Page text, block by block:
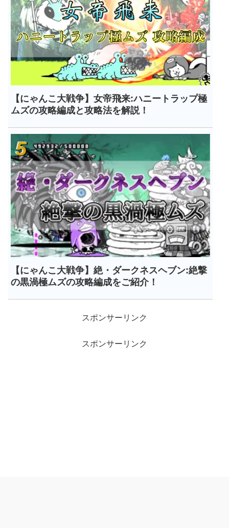
【にゃんこ大戦争】女帝飛来:ハニートラップ極
ムズの攻略編成と攻略法を解説！
【にゃんこ大戦争】絶・ダークネスヘブン:絶撃
の黒渦極ムズの攻略編成をご紹介！
スポンサーリンク
スポンサーリンク